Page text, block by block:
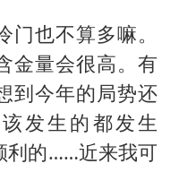
也不算多嘛。
金量会很高。有
到今年的局势还
发生的都发生
利的……近来我可